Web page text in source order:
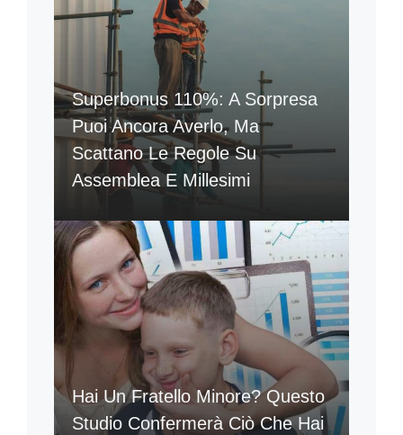
Superbonus 110%: A Sorpresa
Puoi Ancora Averlo, Ma
Scattano Le Regole Su
Assemblea E Millesimi
Hai Un Fratello Minore? Questo
Studio Confermerà Ciò Che Hai